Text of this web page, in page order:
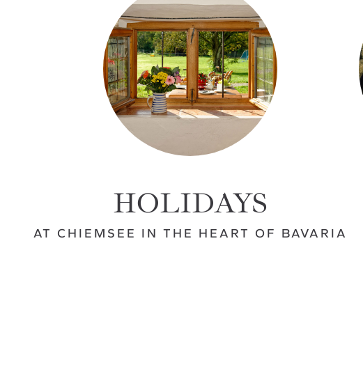
HOLIDAYS
AT CHIEMSEE IN THE HEART OF BAVARIA